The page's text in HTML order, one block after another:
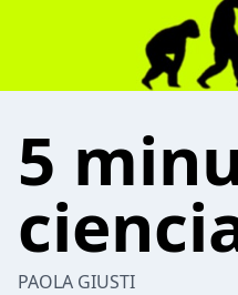
5
PAOLA GIUSTI